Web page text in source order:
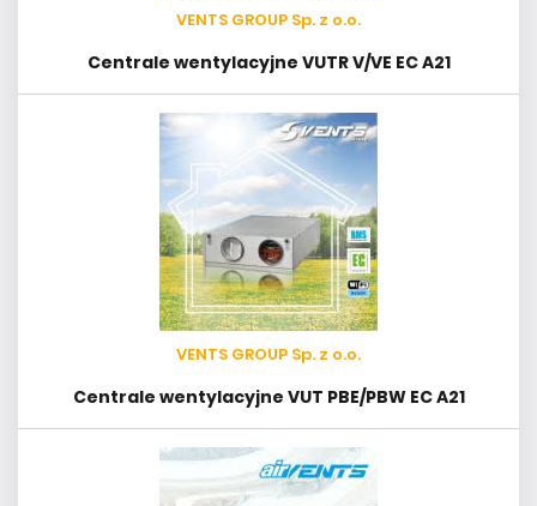
VENTS GROUP Sp. z o.o.
Centrale wentylacyjne VUTR V/VE EC A21
VENTS GROUP Sp. z o.o.
Centrale wentylacyjne VUT PBE/PBW EC A21